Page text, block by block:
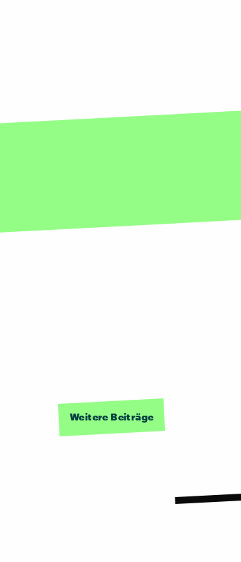
Weitere Beiträge